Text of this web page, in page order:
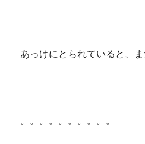
あっけにとられていると、ま
。。。。。。。。。。